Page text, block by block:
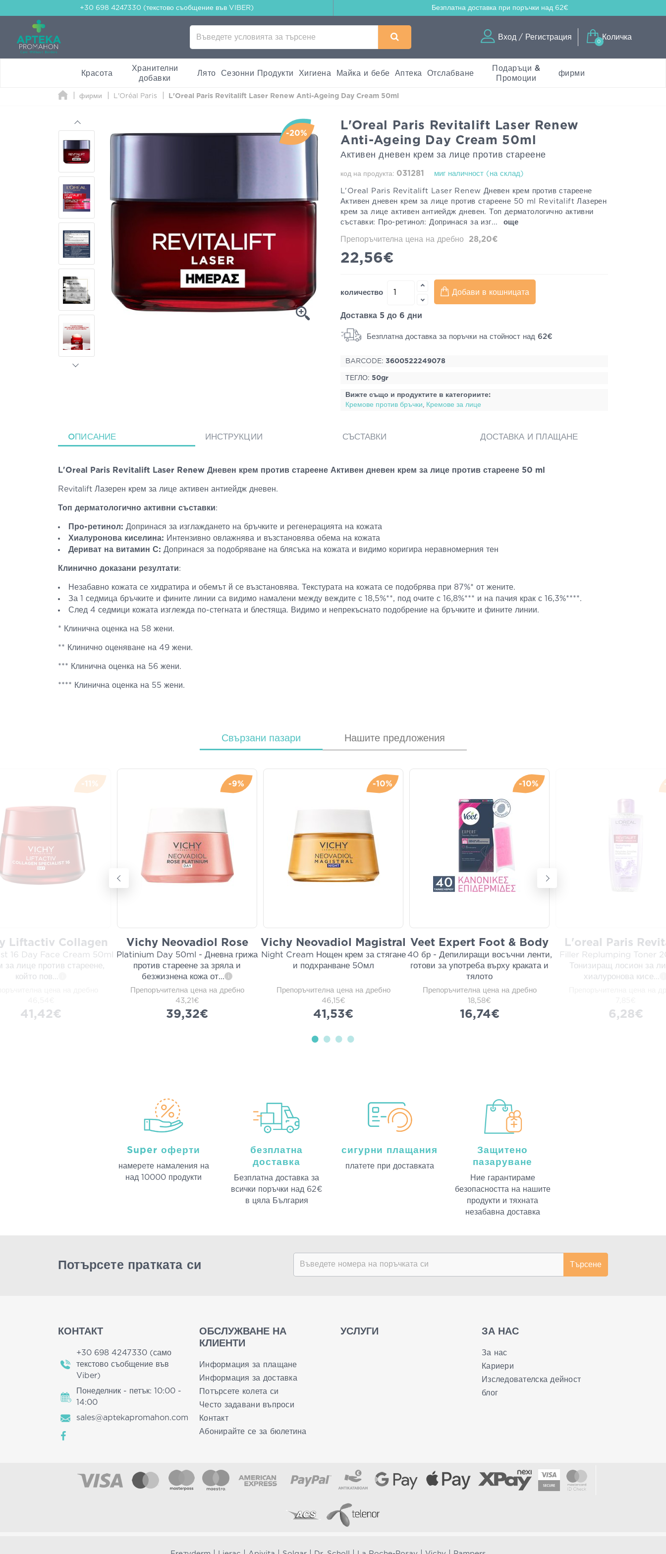
+30 698 4247330 (текстово съобщение във VIBER) Безплатна доставка при поръчки над 62€
Вход / Регистрация
0
Количка
Красота
Хранителни
добавки
Лято Сезонни Продукти Хигиена Майка и бебе Аптека Отслабване
Подаръци &
Промоции
фирми
фирми L'Oréal Paris L'Oreal Paris Revitalift Laser Renew Anti-Ageing Day Cream 50ml
-20%
L'Oreal Paris Revitalift Laser Renew
Anti-Ageing Day Cream 50ml
Активен дневен крем за лице против стареене
код на продукта: 031281 миг наличност (на склад)
L'Oreal Paris Revitalift Laser Renew Дневен крем против стареене
Активен дневен крем за лице против стареене 50 ml Revitalift Лазерен
крем за лице активен антиейдж дневен. Топ дерматологично активни
съставки: Про-ретинол: Допринася за изг... още
Препоръчителна цена на дребно 28,20€
22,56€
количество Добави в кошницата
Доставка 5 до 6 дни
Безплатна доставка за поръчки на стойност над 62€
BARCODE: 3600522249078
ТЕГЛО: 50gr
Вижте също и продуктите в категориите:
Кремове против бръчки
Кремове за лице
ΟПИСАНИЕ ИНСТРУКЦИИ СЪСТАВКИ ДОСТАВКА И ПЛАЩАНЕ
L'Oreal Paris Revitalift Laser Renew Дневен крем против стареене Активен дневен крем за лице против стареене 50 ml
Revitalift Лазерен крем за лице активен антиейдж дневен.
Топ дерматологично активни съставки:
Про-ретинол: Допринася за изглаждането на бръчките и регенерацията на кожата
Хиалуронова киселина: Интензивно овлажнява и възстановява обема на кожата
Дериват на витамин С: Допринася за подобряване на блясъка на кожата и видимо коригира неравномерния тен
Клинично доказани резултати:
Незабавно кожата се хидратира и обемът й се възстановява. Текстурата на кожата се подобрява при 87%* от жените.
За 1 седмица бръчките и фините линии са видимо намалени между веждите с 18,5%**, под очите с 16,8%*** и на пачия крак с 16,3%****.
След 4 седмици кожата изглежда по-стегната и блестяща. Видимо и непрекъснато подобрение на бръчките и фините линии.
* Клинична оценка на 58 жени.
** Клинично оценяване на 49 жени.
*** Клинична оценка на 56 жени.
**** Клинична оценка на 55 жени.
Свързани пазари Нашите предложения
-11%
Liftactiv Collagen
16 Day Face Cream 50ml
за лице против стареене,
който пов
41,42€
-9%
Vichy Neovadiol Rose
Platinium Day 50ml - Дневна грижа
против стареене за зряла и
безжизнена кожа от... i
Препоръчителна цена на дребно
43,21€
39,32€
-10%
Vichy Neovadiol Magistral
Night Cream Нощен крем за стягане
и подхранване 50мл
Препоръчителна цена на дребно
46,15€
41,53€
-10%
Veet Expert Foot & Body
40 бр - Депилиращи восъчни ленти,
готови за употреба върху краката и
тялото
Препоръчителна цена на дребно
18,58€
16,74€
L'oreal Paris
Filler Replumping Toner
Тонизиращ лосион за
хиалуронова кисе
6,28€
Super оферти
намерeте намаления на
над 10000 продукти
безплатна
доставка
Безплатна доставка за
всички поръчки над 62€
в цяла България
сигурни плащания
платeте при доставката
Защитено
пазаруване
Ние гарантираме
безопасността на нашите
продукти и тяхната
незабавна доставка
Потърсете пратката си Търсене
КОНТАКТ
+30 698 4247330 (само
текстово съобщение във
Viber)
Понеделник - петък: 10:00 -
14:00
sales@aptekapromahon.com
ОБСЛУЖВАНЕ НА
КЛИЕНТИ
Информация за плащане
Информация за доставка
Потърсете колета си
Често задавани въпроси
Контакт
Абонирайте се за бюлетина
УСЛУГИ ЗА НАС
За нас
Кариери
Изследователска дейност
блог